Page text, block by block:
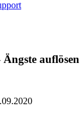
auflösen